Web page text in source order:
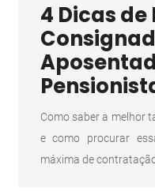
4 Dicas
Como saber a melhor
e como procurar
máxima de